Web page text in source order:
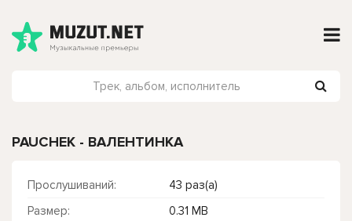
PAUCHEK - ВАЛЕНТИНКА
Прослушиваний:
43 раз(а)
Размер:
0.31 MB